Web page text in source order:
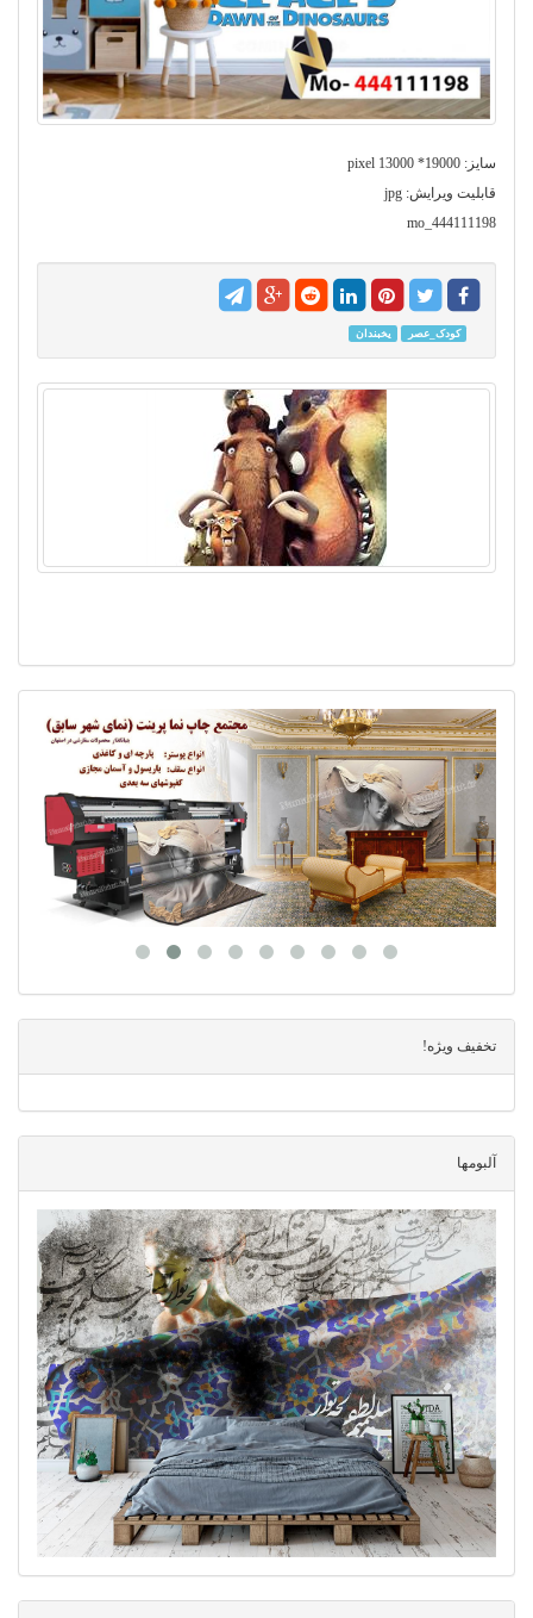
سایز: 19000* 13000 pixel
قابلیت ویرایش: jpg
mo_444111198
کودک_عصر یخبندان
تخفیف ویژه!
آلبومها